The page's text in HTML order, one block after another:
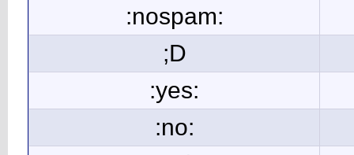
:nospam:
;D
:yes:
:no: